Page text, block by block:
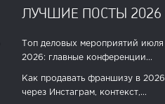
ЛУЧШИЕ ПОСТЫ 2026
Топ деловых мероприятий июля
2026: главные конференции...
Как продавать франшизу в 2026
через Инстаграм, контекст,...